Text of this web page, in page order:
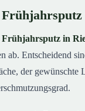
Frühjahrsputz in
ab. Entscheidend
der gewünschte